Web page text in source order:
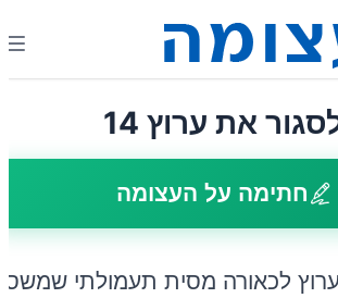
את ערוץ 14
חתימה על העצומה
הוא ערוץ לכאורה מסית תעמולתי